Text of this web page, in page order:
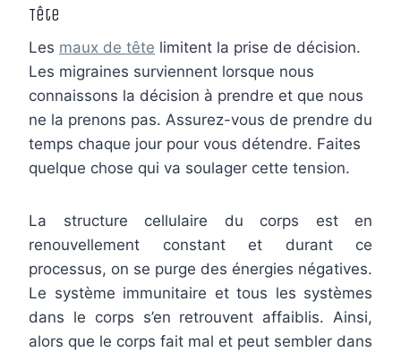
Tête
Les maux de tête limitent la prise de décision.
Les migraines surviennent lorsque nous
connaissons la décision à prendre et que nous
ne la prenons pas. Assurez-vous de prendre du
temps chaque jour pour vous détendre. Faites
quelque chose qui va soulager cette tension.
La structure cellulaire du corps est en
renouvellement constant et durant ce
processus, on se purge des énergies négatives.
Le système immunitaire et tous les systèmes
dans le corps s’en retrouvent affaiblis. Ainsi,
alors que le corps fait mal et peut sembler dans